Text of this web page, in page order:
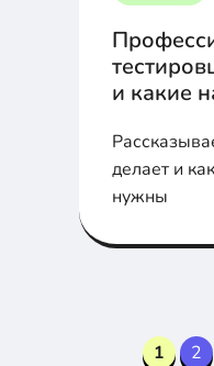
и какие
делает и
нужны
1 2